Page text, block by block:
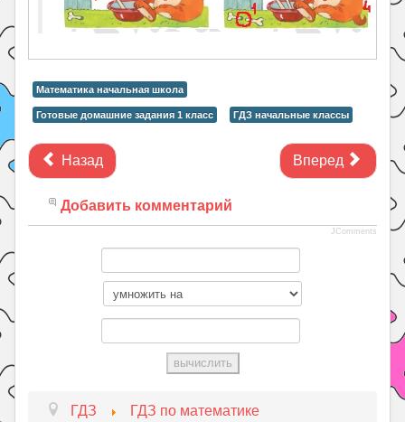
Математика начальная школа
Готовые домашние задания 1 класс ГДЗ начальные классы
Назад Вперед
Добавить комментарий
JComments
ГДЗ ГДЗ по математике